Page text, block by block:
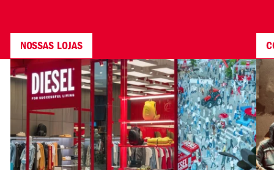
NOSSAS LOJAS